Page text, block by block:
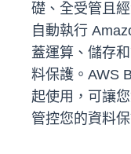
礎、全受管且
自動執行
蓋運算、儲存
料保護。AWS
起使用，可讓
管控您的資料